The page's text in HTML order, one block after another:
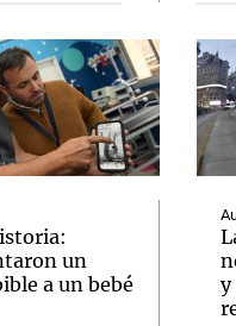
un
a un bebé
y